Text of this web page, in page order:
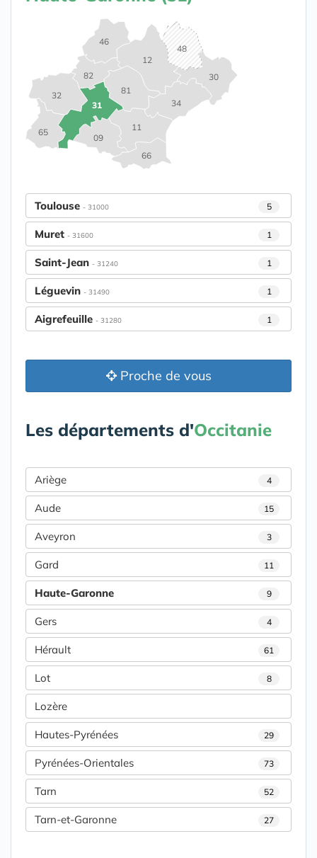
09
11
12
30
31
32
34
46
48
65
66
81
82
Toulouse - 31000 5
Muret - 31600 1
Saint-Jean - 31240 1
Léguevin - 31490 1
Aigrefeuille - 31280 1
Proche de vous
Les départements d'Occitanie
Ariège 4
Aude 15
Aveyron 3
Gard 11
Haute-Garonne 9
Gers 4
Hérault 61
Lot 8
Lozère
Hautes-Pyrénées 29
Pyrénées-Orientales 73
Tarn 52
Tarn-et-Garonne 27